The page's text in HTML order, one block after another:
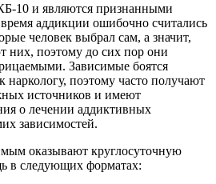
10 и являются признанными
аддикции ошибочно считались
человек выбрал сам, а значит,
них, поэтому до сих пор они
Зависимые боятся
наркологу, поэтому часто получают
источников и имеют
о лечении аддиктивных
зависимостей.
оказывают круглосуточную
в следующих форматах: